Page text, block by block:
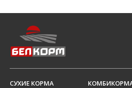
СУХИЕ КОРМА